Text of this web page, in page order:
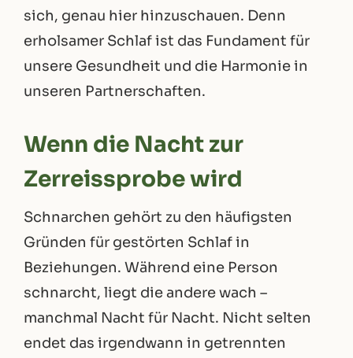
sich, genau hier hinzuschauen. Denn
erholsamer Schlaf ist das Fundament für
unsere Gesundheit und die Harmonie in
unseren Partnerschaften.
Wenn die Nacht zur
Zerreissprobe wird
Schnarchen gehört zu den häufigsten
Gründen für gestörten Schlaf in
Beziehungen. Während eine Person
schnarcht, liegt die andere wach –
manchmal Nacht für Nacht. Nicht selten
endet das irgendwann in getrennten